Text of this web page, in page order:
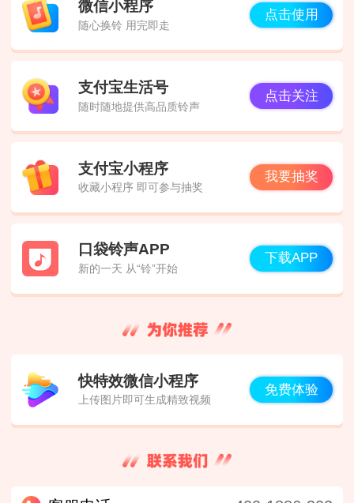
微信小程序
随心换铃 用完即走
点击使用
支付宝生活号
随时随地提供高品质铃声
点击关注
支付宝小程序
收藏小程序 即可参与抽奖
我要抽奖
口袋铃声APP
新的一天 从“铃”开始
下载APP
快特效微信小程序
上传图片即可生成精致视频
免费体验